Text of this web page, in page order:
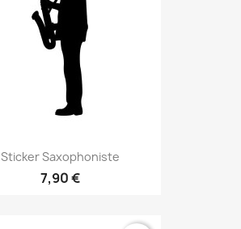
Sticker Saxophoniste
7,90 €